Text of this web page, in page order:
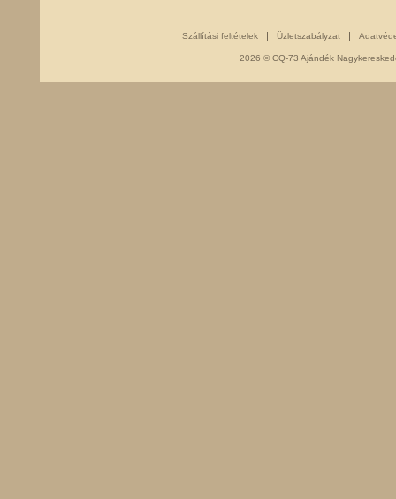
Szállítási feltételek Üzletszabályzat
2026 © CQ-73 Ajándék